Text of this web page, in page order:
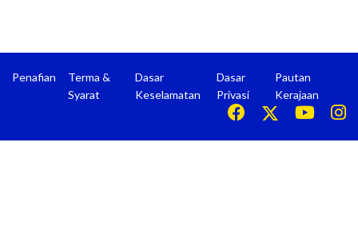
Penafian
Terma &
Syarat
Dasar
Keselamatan
Dasar
Privasi
Pautan
Kerajaan